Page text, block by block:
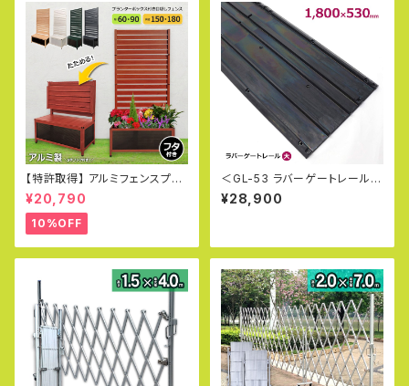
【特許取得】 アルミフェンスプラ
ンター60×150cm 木目調 目隠
し プランター オレフェンスプラ
ンター おしゃれ ラティス OFP0
615
¥20,790
10%OFF
＜GL-53 ラバーゲートレール
（大）＞キャスターゲート用ゴム
レール 風による膨らみ防止に
ル 損傷防止 負担軽減 ゴムマッ
ト アルマックス アルミゲート 伸
縮門扉 カーゲート アルミフェン
ス ALMAX
¥28,900